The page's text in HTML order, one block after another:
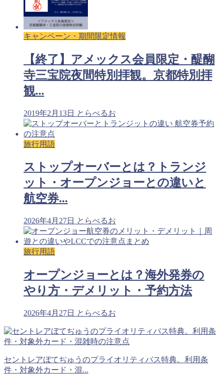
キャンペーン・期間限定情報
【終了】アメックス会員限定・醍醐
寺三宝院夜間特別拝観。京都特別拝
観...
2019年2月13日 とらべるお
旅行用語
ストップオーバーとは？トランジ
ット・オープンジョーとの違いと
航空券...
2026年4月27日 とらべるお
旅行用語
オープンジョーとは？海外発券の
やり方・デメリット・予約方法
2026年4月27日 とらべるお
セントレアぼてぢゅうのプライオリティパス特典。利用条
件・対象外カード・混...